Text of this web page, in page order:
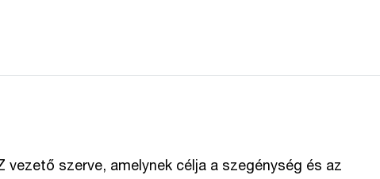
vezető szerve, amelynek célja a szegénység és az